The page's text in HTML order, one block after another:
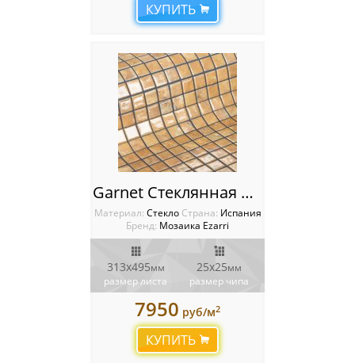
КУПИТЬ
Garnet Стеклянная мозаика Ezarri Gemma
Материал: Стекло Cтрана: Испания
Бренд: Мозаика Ezarri
313х495мм
размер листа
25х25мм
размер чипа
7950 руб/м2
КУПИТЬ